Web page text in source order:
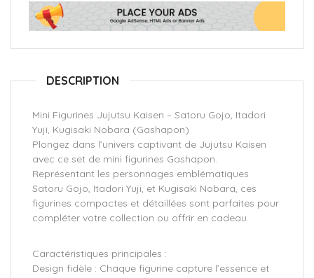
DESCRIPTION
Mini Figurines Jujutsu Kaisen – Satoru Gojo, Itadori
Yuji, Kugisaki Nobara (Gashapon)
Plongez dans l’univers captivant de Jujutsu Kaisen
avec ce set de mini figurines Gashapon.
Représentant les personnages emblématiques
Satoru Gojo, Itadori Yuji, et Kugisaki Nobara, ces
figurines compactes et détaillées sont parfaites pour
compléter votre collection ou offrir en cadeau.
Caractéristiques principales :
Design fidèle : Chaque figurine capture l’essence et